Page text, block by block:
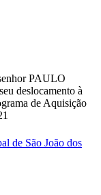
PAULO
deslocamento à
de Aquisição